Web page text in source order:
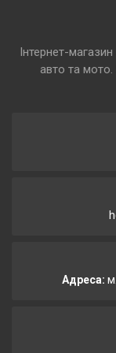
Інтернет-
авто та мото.
Адреса: